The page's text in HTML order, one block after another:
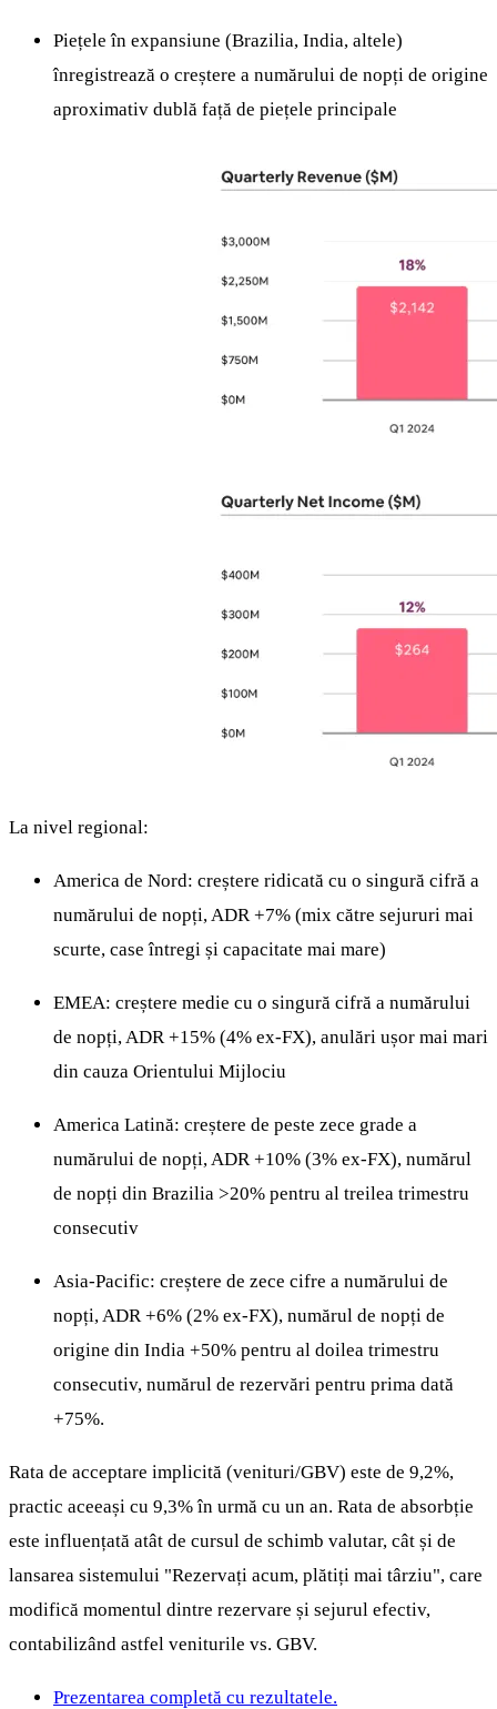
Piețele în expansiune (Brazilia, India, altele)
înregistrează o creștere a numărului de nopți de origine
aproximativ dublă față de piețele principale
La nivel regional:
America de Nord: creștere ridicată cu o singură cifră a
numărului de nopți, ADR +7% (mix către sejururi mai
scurte, case întregi și capacitate mai mare)
EMEA: creștere medie cu o singură cifră a numărului
de nopți, ADR +15% (4% ex-FX), anulări ușor mai mari
din cauza Orientului Mijlociu
America Latină: creștere de peste zece grade a
numărului de nopți, ADR +10% (3% ex-FX), numărul
de nopți din Brazilia >20% pentru al treilea trimestru
consecutiv
Asia-Pacific: creștere de zece cifre a numărului de
nopți, ADR +6% (2% ex-FX), numărul de nopți de
origine din India +50% pentru al doilea trimestru
consecutiv, numărul de rezervări pentru prima dată
+75%.
Rata de acceptare implicită (venituri/GBV) este de 9,2%,
practic aceeași cu 9,3% în urmă cu un an. Rata de absorbție
este influențată atât de cursul de schimb valutar, cât și de
lansarea sistemului "Rezervați acum, plătiți mai târziu", care
modifică momentul dintre rezervare și sejurul efectiv,
contabilizând astfel veniturile vs. GBV.
Prezentarea completă cu rezultatele.